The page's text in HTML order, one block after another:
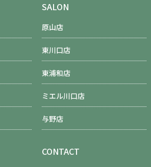
SALON
原山店
東川口店
東浦和店
ミエル川口店
与野店
CONTACT